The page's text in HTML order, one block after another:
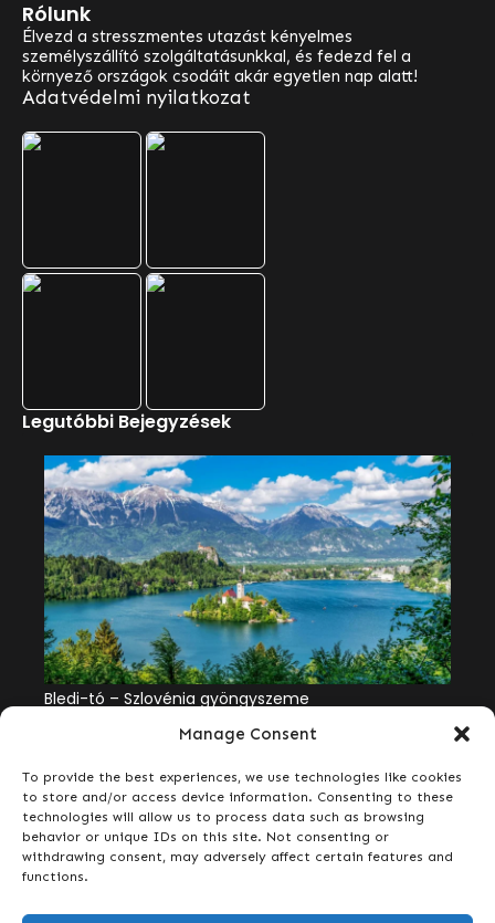
Manage Consent
To provide the best experiences, we use technologies like cookies
to store and/or access device information. Consenting to these
technologies will allow us to process data such as browsing
behavior or unique IDs on this site. Not consenting or
withdrawing consent, may adversely affect certain features and
functions.
Rólunk
Élvezd a stresszmentes utazást kényelmes
személyszállító szolgáltatásunkkal, és fedezd fel a
környező országok csodáit akár egyetlen nap alatt!
Adatvédelmi nyilatkozat
Legutóbbi Bejegyzések
Adršpach – A cseh kőrengeteg csodája
Bledi-tó – Szlovénia gyöngyszeme
Sankt Wolfgang – mesebeli alpesi élmény a
Wolfgang-tó partján
Hírlevél
Iratkozz fel most, hogy elsőként értesülj exkluzív
ajánlatainkról, egynapos kirándulásainkról és kényelmes
utazási lehetőségeinkről!